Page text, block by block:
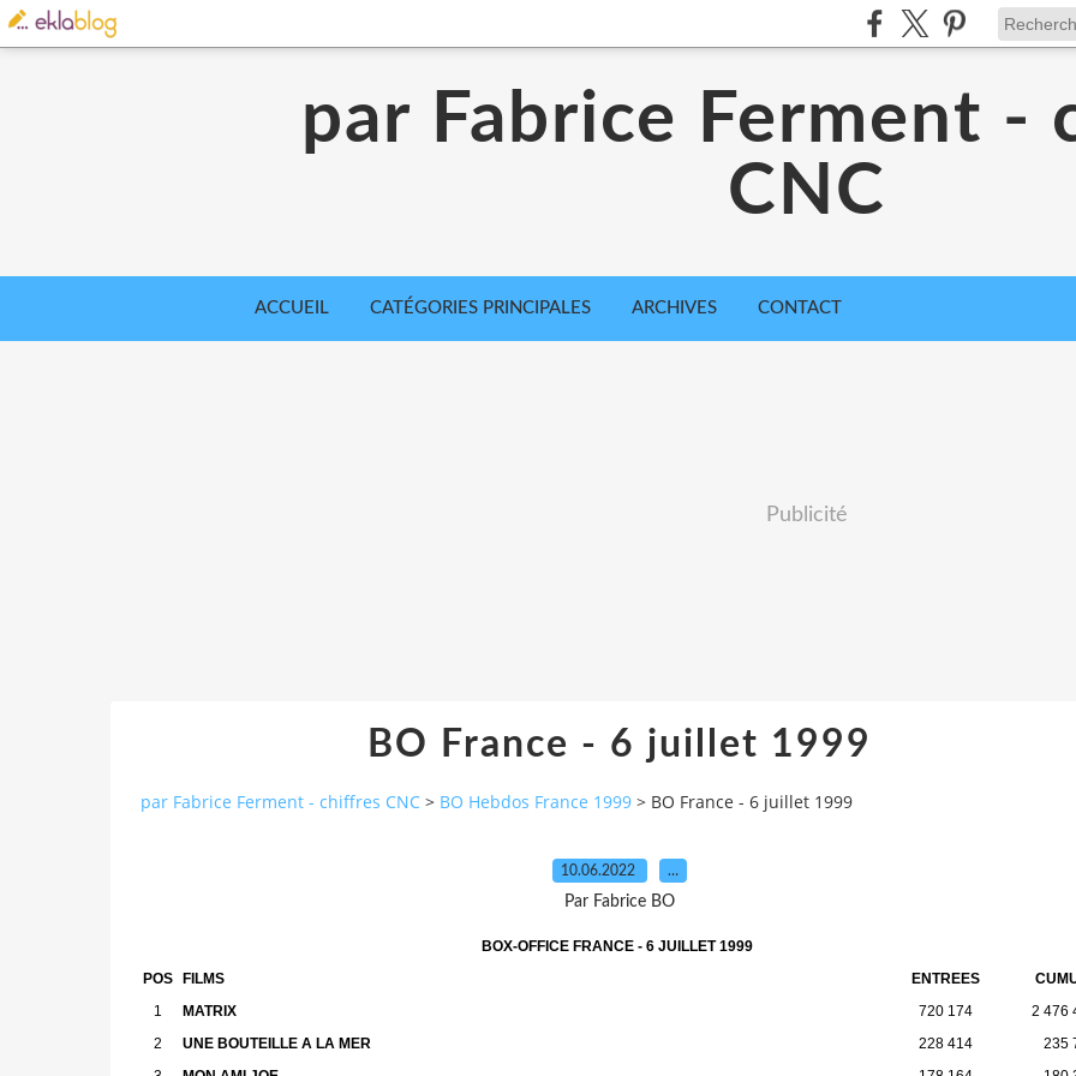
par Fabrice Ferment -
CNC
ACCUEIL CATÉGORIES PRINCIPALES ARCHIVES CONTACT
Publicité
BO France - 6 juillet 1999
par Fabrice Ferment - chiffres CNC > BO Hebdos France 1999 > BO France - 6 juillet 1999
10.06.2022 …
Par Fabrice BO
BOX-OFFICE FRANCE - 6 JUILLET 1999
POS FILMS ENTREES
1
MATRIX 720 174
2 476
2
UNE BOUTEILLE A LA MER 228 414
235